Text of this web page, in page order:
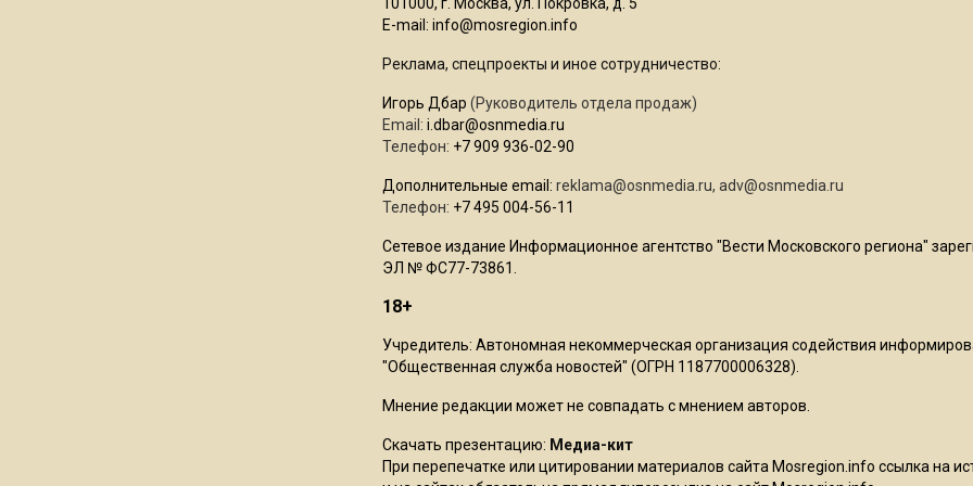
E-mail: info@mosregion.info
Реклама, спецпроекты и иное сотрудничество:
Игорь Дбар (Руководитель отдела продаж)
Email: i.dbar@osnmedia.ru
Телефон: +7 909 936-02-90
Дополнительные email: reklama@osnmedia.ru, adv@osnmedia.ru
Телефон: +7 495 004-56-11
Сетевое издание Информационное агентство "Вести Московского региона"
ЭЛ № ФС77-73861.
18+
Учредитель: Автономная некоммерческая организация содействия
"Общественная служба новостей" (ОГРН 1187700006328).
Мнение редакции может не совпадать с мнением авторов.
Скачать презентацию: Медиа-кит
При перепечатке или цитировании материалов сайта Mosregion.info ссылка на